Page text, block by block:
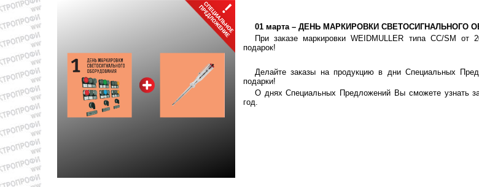
01 марта – ДЕНЬ МАРКИРОВКИ СВЕТОСИГНАЛЬНОГО
При заказе маркировки WEIDMULLER типа СС/SM от
подарок!
Делайте заказы на продукцию в дни Специальных
подарки!
О днях Специальных Предложений Вы сможете узнать
год.